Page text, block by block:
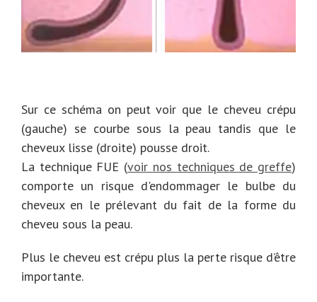
Sur ce schéma on peut voir que le cheveu crépu
(gauche) se courbe sous la peau tandis que le
cheveux lisse (droite) pousse droit.
La technique FUE (voir nos techniques de greffe)
comporte un risque d'endommager le bulbe du
cheveux en le prélevant du fait de la forme du
cheveu sous la peau.
Plus le cheveu est crépu plus la perte risque d’être
importante.